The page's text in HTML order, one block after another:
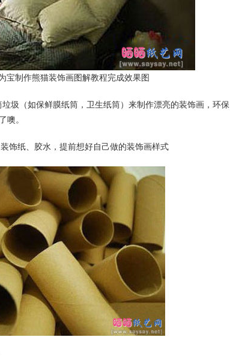
宝制作熊猫装饰画图解教程完成效果图
圾（如保鲜膜纸筒，卫生纸筒）来制作漂亮的装饰画，环保
噢。
饰纸、胶水，提前想好自己做的装饰画样式